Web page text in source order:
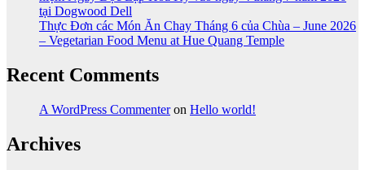
tại Dogwood Dell
Thực Đơn các Món Ăn Chay Tháng 6 của Chùa – June 2026
– Vegetarian Food Menu at Hue Quang Temple
Recent Comments
A WordPress Commenteron Hello world!
Archives